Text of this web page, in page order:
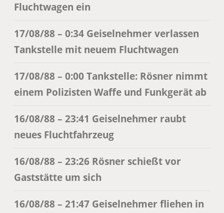
Fluchtwagen ein
17/08/88 – 0:34 Geiselnehmer verlassen
Tankstelle mit neuem Fluchtwagen
17/08/88 – 0:00 Tankstelle: Rösner nimmt
einem Polizisten Waffe und Funkgerät ab
16/08/88 – 23:41 Geiselnehmer raubt
neues Fluchtfahrzeug
16/08/88 – 23:26 Rösner schießt vor
Gaststätte um sich
16/08/88 – 21:47 Geiselnehmer fliehen in